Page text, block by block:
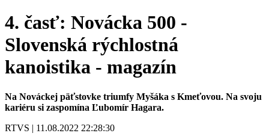
4. časť: Novácka 500 -
Slovenská rýchlostná
kanoistika - magazín
Na Nováckej päťstovke triumfy Myšáka s Kmeťovou. Na svoju
kariéru si zaspomína Ľubomír Hagara.
RTVS | 11.08.2022 22:28:30